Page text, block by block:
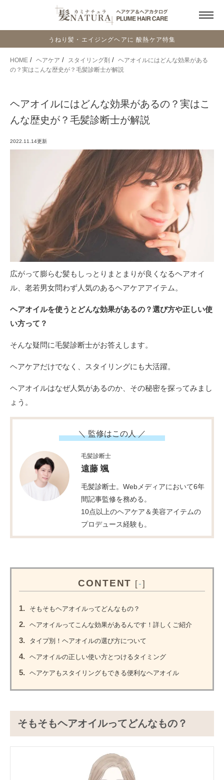
うねり髪・エイジングヘアに 酸熱ケア特集
HOME ヘアケア スタイリング剤
ヘアオイルにはどんな効果がある
の？実はこんな歴史が？毛髪診断士が解説
ヘアオイルにはどんな効果があるの？実はこ
んな歴史が？毛髪診断士が解説
2022.11.14更新
広がって膨らむ髪もしっとりまとまりが良くなるヘアオイ
ル、老若男女問わず人気のあるヘアケアアイテム。
ヘアオイルを使うとどんな効果があるの？選び方や正しい使
い方って？
そんな疑問に毛髪診断士がお答えします。
ヘアケアだけでなく、スタイリングにも大活躍。
ヘアオイルはなぜ人気があるのか、その秘密を探ってみまし
ょう。
＼ 監修はこの人 ／
毛髪診断士
遠藤 颯
毛髪診断士。Webメディアにおいて6年
間記事監修を務める。
10点以上のヘアケア＆美容アイテムの
プロデュース経験も。
CONTENT [-]
1. そもそもヘアオイルってどんなもの？
2. ヘアオイルってこんな効果があるんです！詳しくご紹介
3. タイプ別！ヘアオイルの選び方について
4. ヘアオイルの正しい使い方とつけるタイミング
5. ヘアケアもスタイリングもできる便利なヘアオイル
そもそもヘアオイルってどんなもの？